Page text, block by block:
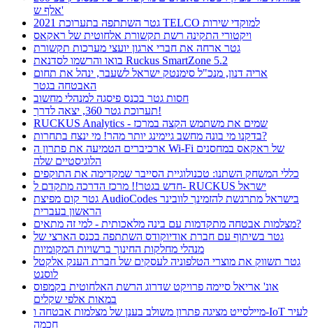
אלף ש'
גטר השתתפה בתערוכת 2021 TELCO למוקדי שירות
ויקטורי התקינה רשת תקשורת אלחוטית של ראקאס
גטר ארחה את חברי ארגון יועצי מערכות תקשורת
בואו והרשמו לסדנאת Ruckus SmartZone 5.2
אריה דנון, מנכ"ל סימנטק ישראל לשעבר, ינהל את תחום
האבטחה בגטר
חסות גטר בכנס פיסגה למנהלי מחשוב
תערוכת גטר 360, יצאה לדרך!
RUCKUS Analytics - שמים את משתמש הקצה במרכז
בדקנו מי בונה מחשב גיימינג יותר מהר! מי ינצח בתחרות?
ארכיברים הטמיעה את פתרון ה Wi-Fi של ראקאס במחסנים
הלוגיסטיים שלה
כללי המשחק השתנו: טכנולוגיית הסייבר שמקדימה את התוקפים
חדש בגטר!! מרכז הדרכה מתקדם ל- RUCKUS ישראל
גטר קום מפיצת AudioCodes בישראל מתרגשת להזמינך לוובינר
הראשון בעברית
מצלמות אבטחה מתקדמות עם בינה מלאכותית - למי זה מתאים?
גטר בשיתוף עם חברת אודיוקודס השתתפה בכנס הארצי של
מנהלי מחלקות החינוך ברשויות המקומיות
גטר תשווק את מוצרי הטלפוניה לעסקים של חברת הענק אלקטל
לוסנט
אונ' אריאל סיימה פרויקט שדרוג הרשת האלחוטית בקמפוס
במאות אלפי שקלים
מיילסייט מציגה פתרון משולב בענן של מצלמות אבטחה ו-IoT לעיר
חכמה